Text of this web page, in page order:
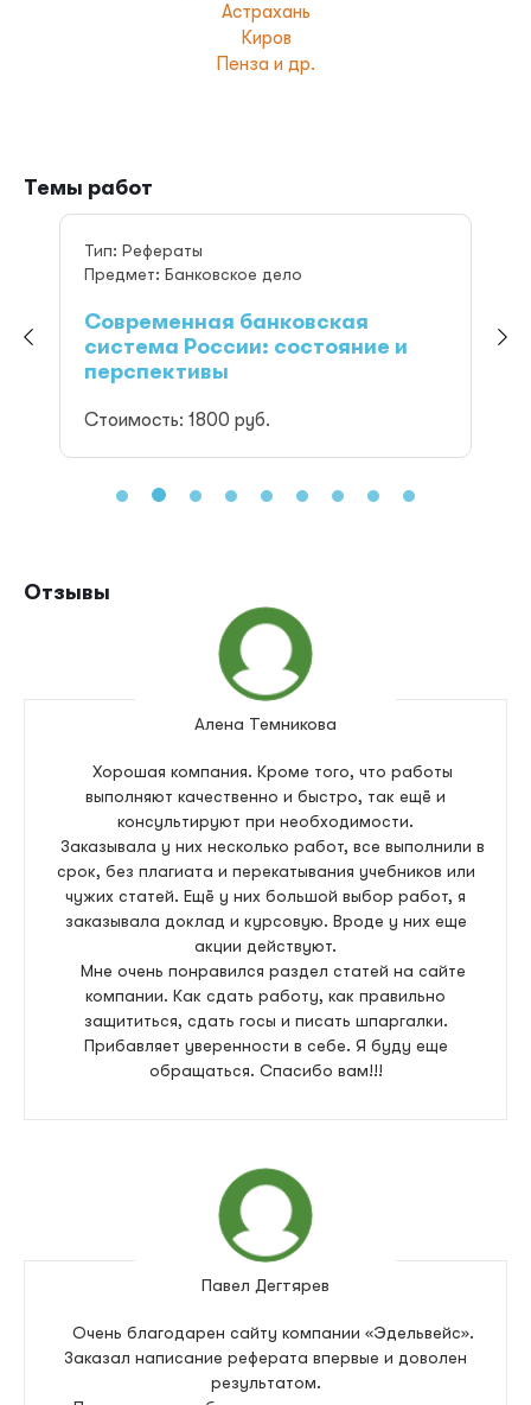
Астрахань
Киров
Пенза и др.
Темы работ
Тип: Рефераты
Предмет: Банковское дело
Современная банковская
система России: состояние и
перспективы
Стоимость: 1800 руб.
Отзывы
Алена Темникова
Хорошая компания. Кроме того, что работы
выполняют качественно и быстро, так ещё и
консультируют при необходимости.
Заказывала у них несколько работ, все выполнили в
срок, без плагиата и перекатывания учебников или
чужих статей. Ещё у них большой выбор работ, я
заказывала доклад и курсовую. Вроде у них еще
акции действуют.
Мне очень понравился раздел статей на сайте
компании. Как сдать работу, как правильно
защититься, сдать госы и писать шпаргалки.
Прибавляет уверенности в себе. Я буду еще
обращаться. Спасибо вам!!!
Павел Дегтярев
Очень благодарен сайту компании «Эдельвейс».
Заказал написание реферата впервые и доволен
результатом.